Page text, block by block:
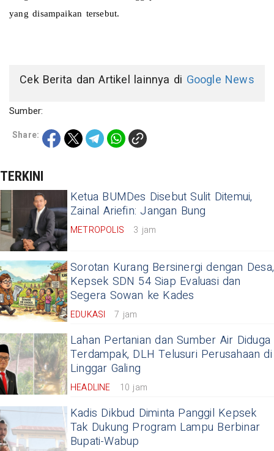
yang disampaikan tersebut.
Cek Berita dan Artikel lainnya di Google News
Sumber:
Share:
TERKINI
Ketua BUMDes Disebut Sulit Ditemui,
Zainal Ariefin: Jangan Bung
METROPOLIS 3 jam
Sorotan Kurang Bersinergi dengan Desa,
Kepsek SDN 54 Siap Evaluasi dan
Segera Sowan ke Kades
EDUKASI 7 jam
Lahan Pertanian dan Sumber Air Diduga
Terdampak, DLH Telusuri Perusahaan di
Linggar Galing
HEADLINE 10 jam
Kadis Dikbud Diminta Panggil Kepsek
Tak Dukung Program Lampu Berbinar
Bupati-Wabup